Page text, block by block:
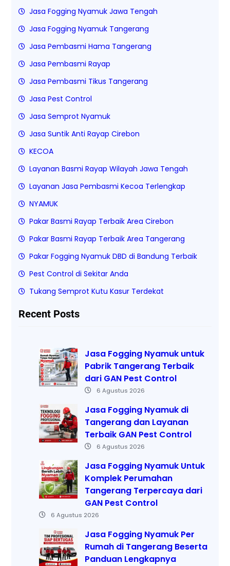
Jasa Fogging Nyamuk Jawa Tengah
Jasa Fogging Nyamuk Tangerang
Jasa Pembasmi Hama Tangerang
Jasa Pembasmi Rayap
Jasa Pembasmi Tikus Tangerang
Jasa Pest Control
Jasa Semprot Nyamuk
Jasa Suntik Anti Rayap Cirebon
KECOA
Layanan Basmi Rayap Wilayah Jawa Tengah
Layanan Jasa Pembasmi Kecoa Terlengkap
NYAMUK
Pakar Basmi Rayap Terbaik Area Cirebon
Pakar Basmi Rayap Terbaik Area Tangerang
Pakar Fogging Nyamuk DBD di Bandung Terbaik
Pest Control di Sekitar Anda
Tukang Semprot Kutu Kasur Terdekat
Recent Posts
Jasa Fogging Nyamuk untuk
Pabrik Tangerang Terbaik
dari GAN Pest Control
6 Agustus 2026
Jasa Fogging Nyamuk di
Tangerang dan Layanan
Terbaik GAN Pest Control
6 Agustus 2026
Jasa Fogging Nyamuk Untuk
Komplek Perumahan
Tangerang Terpercaya dari
GAN Pest Control
6 Agustus 2026
Jasa Fogging Nyamuk Per
Rumah di Tangerang Beserta
Panduan Lengkapnya